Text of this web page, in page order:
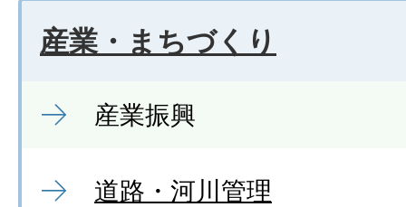
産業・まちづくり
産業振興
道路・河川管理